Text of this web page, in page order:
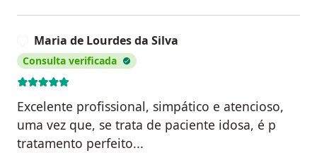
Maria de Lourdes da Silva
Consulta verificada
Excelente profissional, simpático e atencioso,
uma vez que, se trata de paciente idosa, é p
tratamento perfeito...